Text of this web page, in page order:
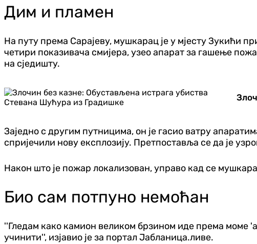
Дим и пламен
На путу према Сарајеву, мушкарац је у мјесту Зукићи
четири показивача смијера, узео апарат за гашење
на сједишту.
Заједно с другим путницима, он је гасио ватру
спријечили нову експлозију. Претпоставља се да је
Након што је пожар локализован, управо кад се
Био сам потпуно немоћан
''Гледам како камион великом брзином иде према моме
учинити'', изјавио је за портал Јабланица.ливе.